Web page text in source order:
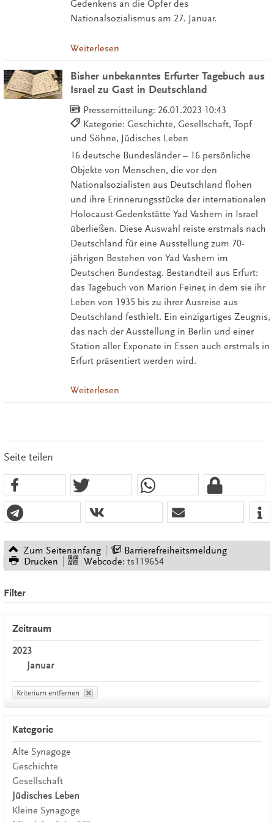
Gedenkens an die Opfer des
Nationalsozialismus am 27. Januar.
Weiterlesen
Bisher unbekanntes Erfurter Tagebuch aus
Israel zu Gast in Deutschland
Pressemitteilung: 26.01.2023 10:43
Kategorie: Geschichte, Gesellschaft, Topf
und Söhne, Jüdisches Leben
16 deutsche Bundesländer – 16 persönliche
Objekte von Menschen, die vor den
Nationalsozialisten aus Deutschland flohen
und ihre Erinnerungsstücke der internationalen
Holocaust-Gedenkstätte Yad Vashem in Israel
überließen. Diese Auswahl reiste erstmals nach
Deutschland für eine Ausstellung zum 70-
jährigen Bestehen von Yad Vashem im
Deutschen Bundestag. Bestandteil aus Erfurt:
das Tagebuch von Marion Feiner, in dem sie ihr
Leben von 1935 bis zu ihrer Ausreise aus
Deutschland festhielt. Ein einzigartiges Zeugnis,
das nach der Ausstellung in Berlin und einer
Station aller Exponate in Essen auch erstmals in
Erfurt präsentiert werden wird.
Weiterlesen
Seite teilen
Zum Seitenanfang
Barrierefreiheitsmeldung
Drucken
Webcode: ts119654
Filter
Zeitraum
2023
Januar
Kriterium entfernen
Kategorie
Alte Synagoge
Geschichte
Gesellschaft
Jüdisches Leben
Kleine Synagoge